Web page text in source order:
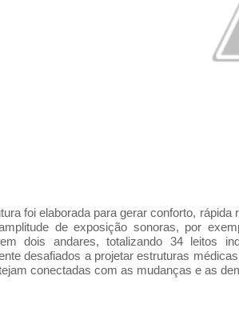
foi elaborada para gerar conforto,
de exposição sonoras, por
dois andares, totalizando 34 leitos
desafiados a projetar estruturas
conectadas com as mudanças e as